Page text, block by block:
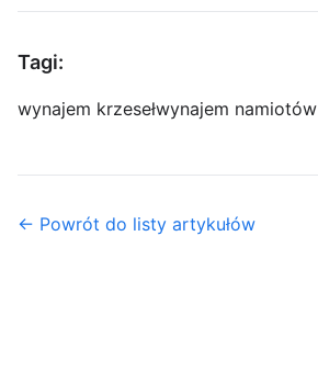
Tagi:
wynajem krzesełwynajem namiotów
← Powrót do listy artykułów